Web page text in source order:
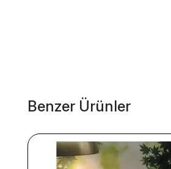
Benzer Ürünler